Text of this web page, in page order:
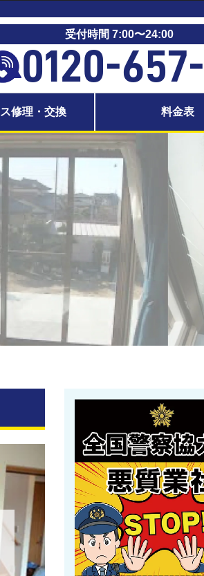
受付時間 7:00〜24:00
0120-
修理・交換 料金表